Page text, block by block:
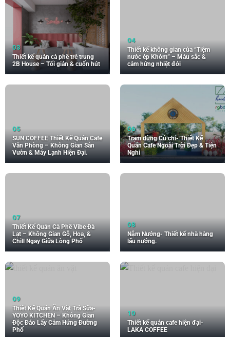
Thiết kế quán cà phê trẻ trung
2B House – Tối giản & cuốn hút
Thiết kế không gian của “Tiệm
nước ép Khóm” – Màu sắc &
cảm hứng nhiệt đới
SUN COFFEE Thiết Kế Quán Cafe
Văn Phòng – Không Gian Sân
Vườn & Máy Lạnh Hiện Đại.
Trạm dừng Củ chi- Thiết Kế
Quán Cafe Ngoài Trời Đẹp & Tiện
Nghi
Thiết Kế Quán Cà Phê Vibe Đà
Lạt – Không Gian Gỗ, Hoa, &
Chill Ngay Giữa Lòng Phố
Nậm Nướng- Thiết kế nhà hàng
lẩu nướng.
Thiết Kế Quán Ăn Vặt Trà Sữa-
YOYO KITCHEN – Không Gian
Độc Đáo Lấy Cảm Hứng Đường
Phố
Thiết kế quán cafe hiện đại-
LAKA COFFEE